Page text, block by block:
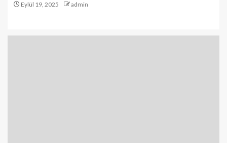
Eylül 19, 2025 admin